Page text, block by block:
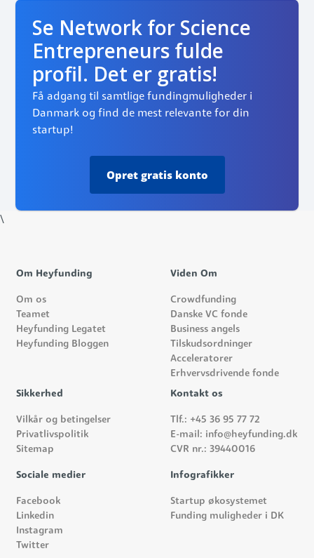
Se Network for Science
Entrepreneurs fulde
profil. Det er gratis!
Få adgang til samtlige fundingmuligheder i
Danmark og find de mest relevante for din
startup!
Opretgratis konto
\
Om Heyfunding
Om os
Teamet
Heyfunding Legatet
Heyfunding Bloggen
Viden Om
Crowdfunding
Danske VC fonde
Business angels
Tilskudsordninger
Acceleratorer
Erhvervsdrivende fonde
Sikkerhed
Vilkår og betingelser
Privatlivspolitik
Sitemap
Kontakt os
Tlf.: +45 36 95 77 72
E-mail: info@heyfunding.dk
CVR nr.: 39440016
Sociale medier
Facebook
Linkedin
Instagram
Twitter
Infografikker
Startup økosystemet
Funding muligheder i DK